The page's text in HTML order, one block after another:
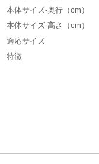
本体サイズ-奥行（cm）
本体サイズ-高さ（cm）
適応サイズ
特徴